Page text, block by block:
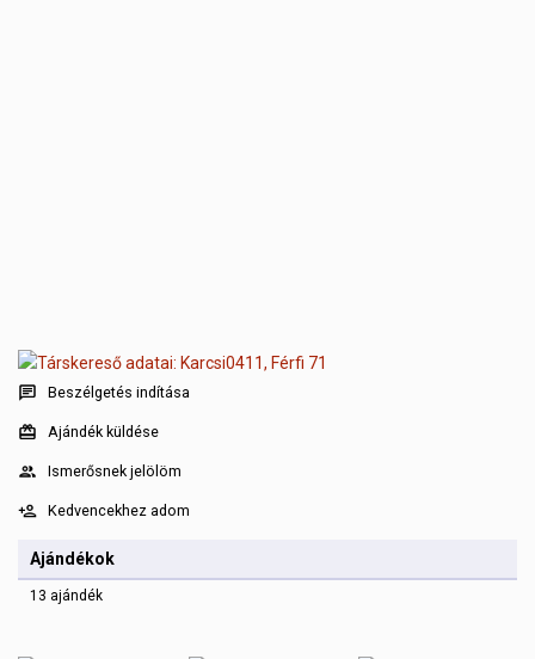
Beszélgetés indítása
Ajándék küldése
Ismerősnek jelölöm
Kedvencekhez adom
Ajándékok
13 ajándék